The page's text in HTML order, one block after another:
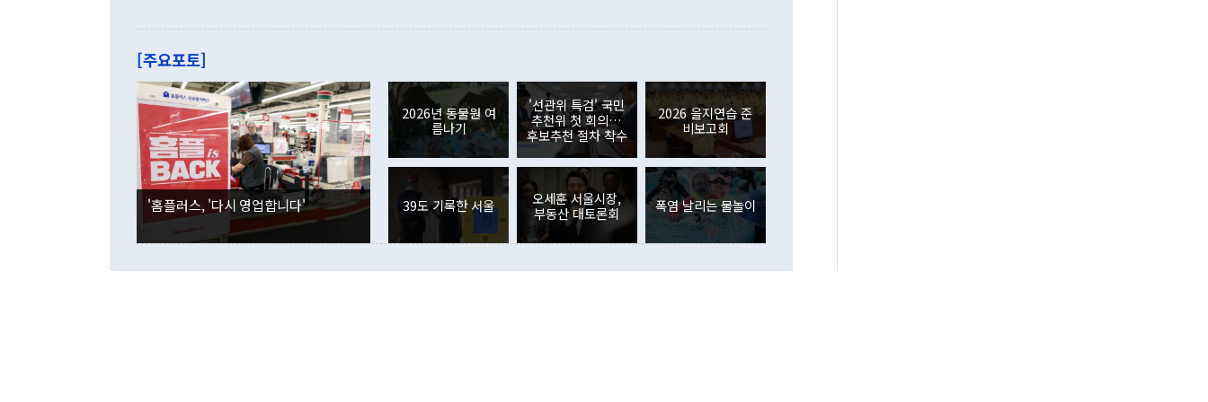
관은 업무보고 사후 브리핑에서 정 장관이 언급한 '4자 회담'에 대해 "이상
이 9월 러시아 블라디보스토크에서 열리는 '동방경제포럼(EEF)'을 언급하
며 "정부 차원에서 (참석을) 검토하고 있다"고 발언한 데 대해서도 조 장관
은 "그것은 외교부의 몫"이라며 "아직 거기까지 진도가 나가지 않았다"고
잘랐다. 정 장관이 이날 소개한 대북 구상과 설명은 정부 내 조율을 거치지
않았다는 점에서 문제가 있다. 특히 주적 표현 대체와 국호 사용, 9·19 군
사합의 복원, 4자회담 추진 등은 통일부 장관이 결정할 사안이 아니어서 월
권이라는 지적이 나오고 있다. 이 대통령은 정 장관의 업무보고를 듣고 난
뒤 "여기 업무보고에 발표했다고 승인난 건 아니다"라고 재차 확인했다. 정
부의 한 소식통은 "정 장관의 발언 내용은 대부분 국가안전보장회의(NSC)
를 거쳐 결정된 사안이 아닌 정 장관의 개인적 생각에 가깝다"며 "안보 관
련 부처 장관이 정부의 공식 정책이 아닌 사안을 추진하겠다고 업무보고를
하고 대통령의 면전에서 '국군통수권자가 나서야 한다'고 주장한 것은 심각
는 배당수입이 늘어난 데다 전월 분기배당에 따른 기저효과로 배당지급이
였던 올해 3월(369억9000만달러)을 넘어선 것이다. 직접투자에서는 내국
인의 해외투자가 80억1000만달러, 외국인의 국내투자가 46억3000만달러
각각 증가했다. 증권투자에서는 외국인의 국내 주식 매도세가 이어졌다. 외
국인의 국내 주식 투자는 차익실현 매도 등의 영향으로 316억1000만달러
감소하며 전월(-310억5000만달러)에 이어 역대 최대 순매도 기록을 다시
경신했다. 외국인의 국내 채권투자는 세계국채지수(WGBI) 자금 유입에도
분기 말 만기도래 영향으로 증가 폭이 줄어든 52억9000만달러를 기록했
다. 내국인의 해외 증권투자는 주식을 중심으로 35억6000만달러 증가했
다. eoyn2@newspim.com
[주요포토]
'홈플러스, '다시 영업합니다'
2026년 동물원 여
름나기
'선관위 특검' 국민
추천위 첫 회의…
후보추천 절차 착수
2026 을지연습 준
비보고회
39도 기록한 서울
오세훈 서울시장,
부동산 대토론회
폭염 날리는 물놀이